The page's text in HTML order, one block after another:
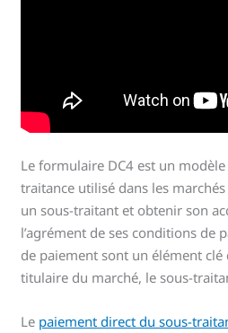
Le formulaire DC4 est un
traitance utilisé dans les
un sous-traitant et obtenir son
l’agrément de ses conditions de
de paiement sont un élément
titulaire du marché, le sous-
Le paiement direct du sous-